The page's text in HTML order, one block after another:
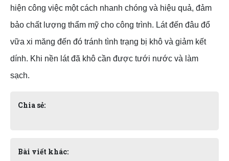
hiện công việc một cách nhanh chóng và hiệu quả, đảm
bảo chất lượng thẩm mỹ cho công trình. Lát đến đâu đổ
vữa xi măng đến đó tránh tình trạng bị khô và giảm kết
dính. Khi nền lát đã khô cần được tưới nước và làm
sạch.
Chia sẻ:
Bài viết khác: